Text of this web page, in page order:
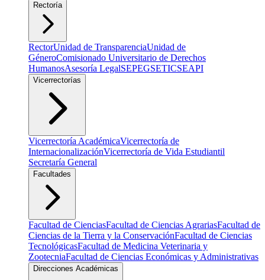
Rectoría
RectorUnidad de TransparenciaUnidad de
GéneroComisionado Universitario de Derechos
HumanosAsesoría LegalSEPEGSETICSEAPI
Vicerrectorías
Vicerrectoría AcadémicaVicerrectoría de
InternacionalizaciónVicerrectoría de Vida Estudiantil
Secretaría General
Facultades
Facultad de CienciasFacultad de Ciencias AgrariasFacultad de
Ciencias de la Tierra y la ConservaciónFacultad de Ciencias
TecnológicasFacultad de Medicina Veterinaria y
ZootecniaFacultad de Ciencias Económicas y Administrativas
Direcciones Académicas